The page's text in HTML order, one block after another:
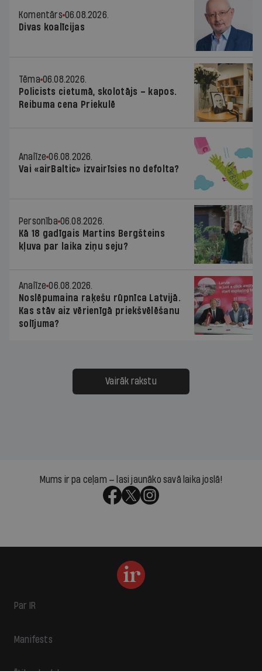
Komentārs 06.08.2026.
Divas koalīcijas
Tēma 06.08.2026.
Policists cietumā, skolotājs – kapos.
Reibuma cena Priekulē
Analīze 06.08.2026.
Vai «airBaltic» izvairīsies no defolta?
Personība 06.08.2026.
Kā 18 gadīgais Martins Bergšteins
kļuva par laika ziņu seju?
Analīze 06.08.2026.
Noslēpumaina raķešu rūpnīca Latvijā.
Kas stāv aiz vērienīgā priekšvēlēšanu
solījuma?
Vairāk rakstu
Mums ir pa ceļam — lasi jaunāko savā laika joslā!
Par IR
Manifests